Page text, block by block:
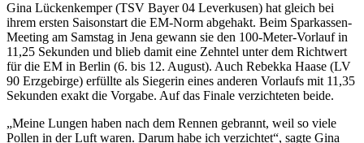
Gina Lückenkemper (TSV Bayer 04 Leverkusen) hat gleich bei
ihrem ersten Saisonstart die EM-Norm abgehakt. Beim Sparkassen-
Meeting am Samstag in Jena gewann sie den 100-Meter-Vorlauf in
11,25 Sekunden und blieb damit eine Zehntel unter dem Richtwert
für die EM in Berlin (6. bis 12. August). Auch Rebekka Haase (LV
90 Erzgebirge) erfüllte als Siegerin eines anderen Vorlaufs mit 11,35
Sekunden exakt die Vorgabe. Auf das Finale verzichteten beide.
„Meine Lungen haben nach dem Rennen gebrannt, weil so viele
Pollen in der Luft waren. Darum habe ich verzichtet“, sagte Gina